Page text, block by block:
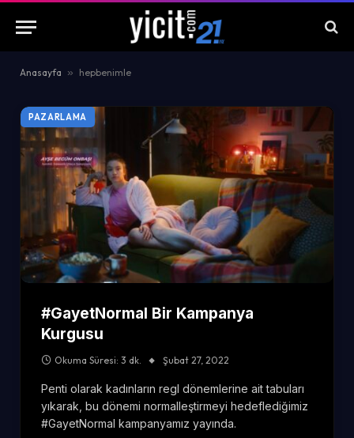
Anasayfa » hepbenimle
PAZARLAMA
#GayetNormal Bir Kampanya
Kurgusu
Okuma Süresi: 3 dk. Şubat 27, 2022
Penti olarak kadınların regl dönemlerine ait tabuları
yıkarak, bu dönemi normalleştirmeyi hedeflediğimiz
#GayetNormal kampanyamız yayında.